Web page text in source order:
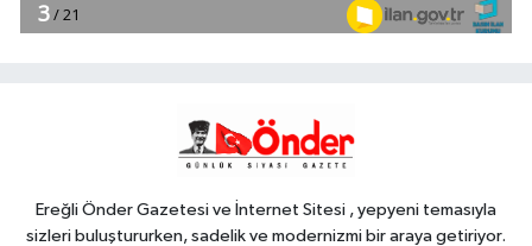
18:38
marşlarla yaşatılıyor
Ereğli Önder Gazetesi ve İnternet Sitesi , yepyeni temasıyla
sizleri buluştururken, sadelik ve modernizmi bir araya getiriyor.